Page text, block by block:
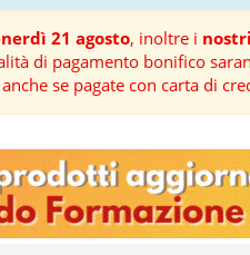
21 agosto, inoltre i
di pagamento bonifico
se pagate con carta di